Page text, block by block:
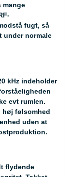
mange
fugt, så
under normale
kHz indeholder
evt rumlen.
høj følsomhed
uden at
flydende